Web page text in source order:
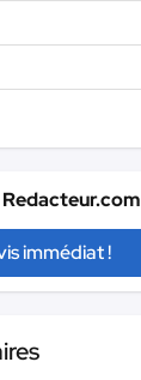
immédiat !